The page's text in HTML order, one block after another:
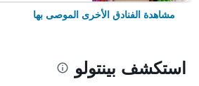
مشاهدة الفنادق الأخرى الموصى بها
استكشف بينتولو